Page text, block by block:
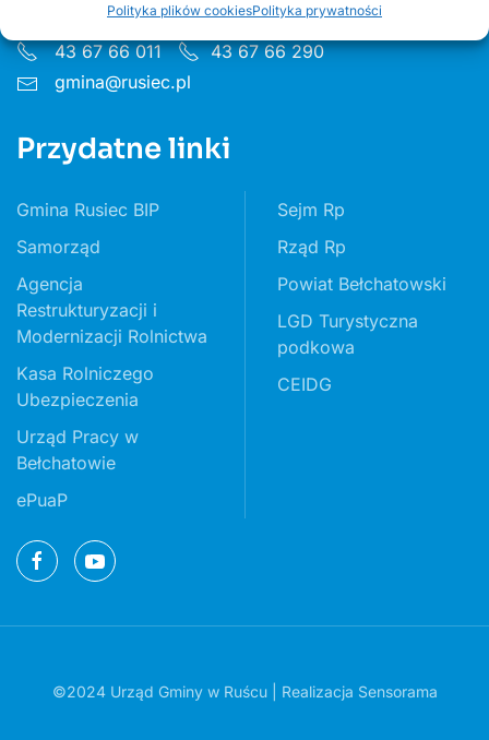
Polityka plików cookiesPolityka prywatności
43 67 66 011
43 67 66 290
gmina@rusiec.pl
Przydatne linki
Gmina Rusiec BIP
Samorząd
Agencja
Restrukturyzacji i
Modernizacji Rolnictwa
Kasa Rolniczego
Ubezpieczenia
Urząd Pracy w
Bełchatowie
ePuaP
Sejm Rp
Rząd Rp
Powiat Bełchatowski
LGD Turystyczna
podkowa
CEIDG
©2024 Urząd Gminy w Ruścu | Realizacja Sensorama